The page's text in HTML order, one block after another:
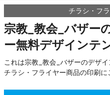
チラシ・フ
宗教_教会_バザー
ー無料デザインテ
これは宗教_教会_バザーのデザ
チラシ・フライヤー商品の印刷に